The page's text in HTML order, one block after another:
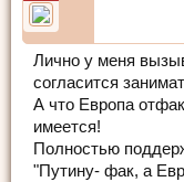
Лично у меня
согласится
А что Европа
имеется!
Полностью
"Путину- фак, а